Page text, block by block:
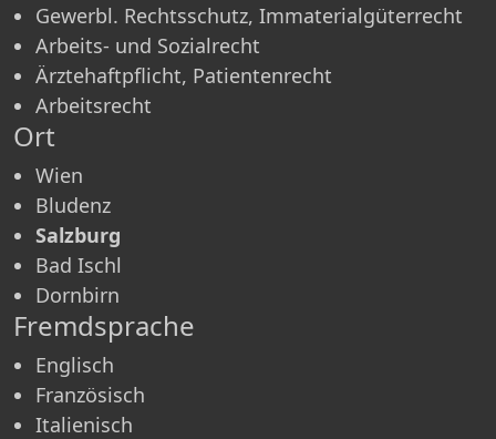
Gewerbl. Rechtsschutz, Immaterialgüterrecht
Arbeits- und Sozialrecht
Ärztehaftpflicht, Patientenrecht
Arbeitsrecht
Ort
Wien
Bludenz
Salzburg
Bad Ischl
Dornbirn
Fremdsprache
Englisch
Französisch
Italienisch